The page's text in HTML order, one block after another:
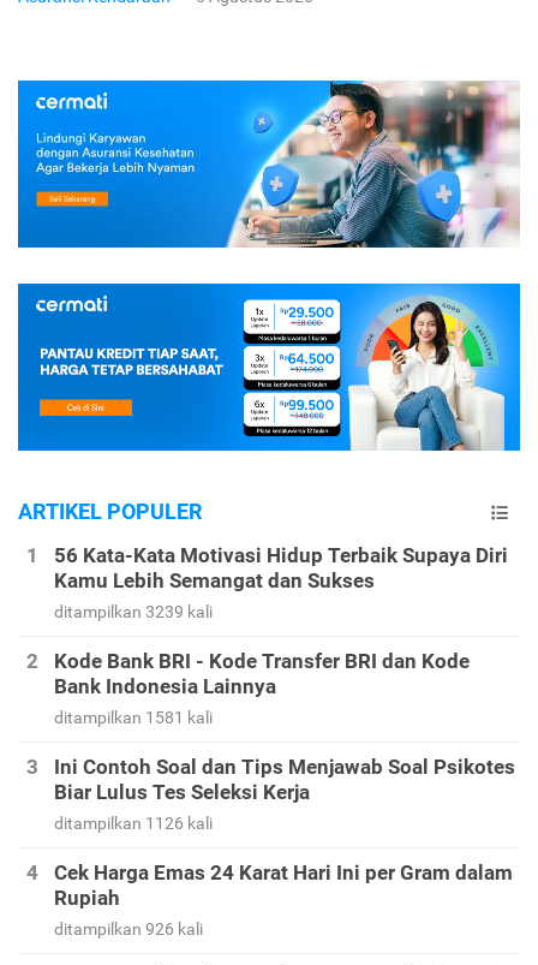
ARTIKEL POPULER
56 Kata-Kata Motivasi Hidup Terbaik Supaya Diri
Kamu Lebih Semangat dan Sukses
ditampilkan 3239 kali
Kode Bank BRI - Kode Transfer BRI dan Kode
Bank Indonesia Lainnya
ditampilkan 1581 kali
Ini Contoh Soal dan Tips Menjawab Soal Psikotes
Biar Lulus Tes Seleksi Kerja
ditampilkan 1126 kali
Cek Harga Emas 24 Karat Hari Ini per Gram dalam
Rupiah
ditampilkan 926 kali